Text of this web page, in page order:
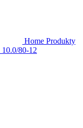
Home Produkty
10.0/80-12